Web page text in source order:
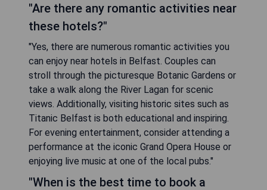
"Are there any romantic activities near
these hotels?"
"Yes, there are numerous romantic activities you
can enjoy near hotels in Belfast. Couples can
stroll through the picturesque Botanic Gardens or
take a walk along the River Lagan for scenic
views. Additionally, visiting historic sites such as
Titanic Belfast is both educational and inspiring.
For evening entertainment, consider attending a
performance at the iconic Grand Opera House or
enjoying live music at one of the local pubs."
"When is the best time to book a